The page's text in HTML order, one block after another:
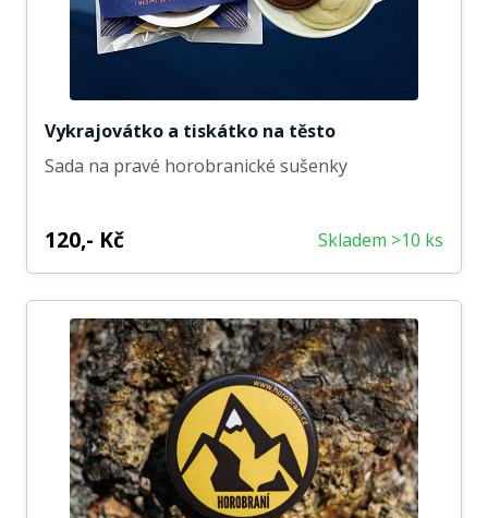
Vykrajovátko a tiskátko na těsto
Sada na pravé horobranické sušenky
120,- Kč Skladem >10 ks